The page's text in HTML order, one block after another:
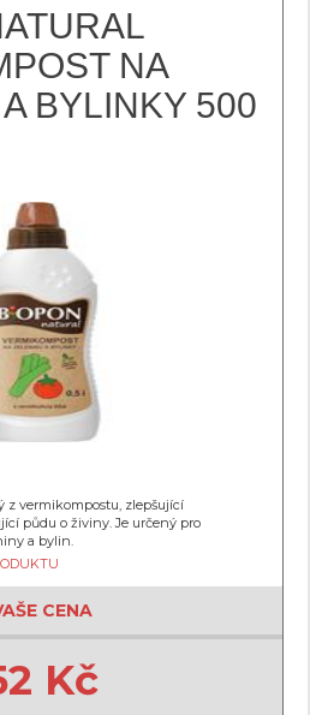
NA
BYLINKY 500
z vermikompostu, zlepšující
půdu o živiny. Je určený pro
a bylin.
CENA
Kč